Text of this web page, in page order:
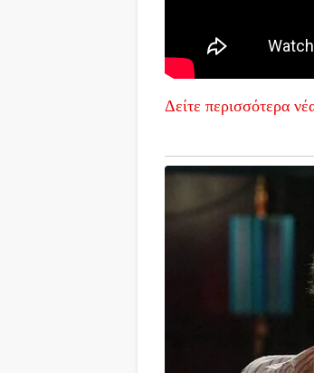
Δείτε περισσότερα